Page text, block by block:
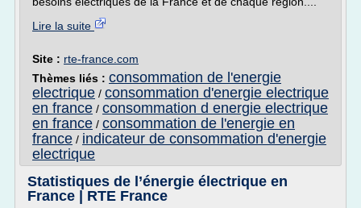
Lire la suite
Site : rte-france.com
Thèmes liés : consommation de l'energie
electrique / consommation d'energie electrique
en france / consommation d energie electrique
en france / consommation de l'energie en
france / indicateur de consommation d'energie
electrique
Statistiques de l’énergie électrique en
France | RTE France